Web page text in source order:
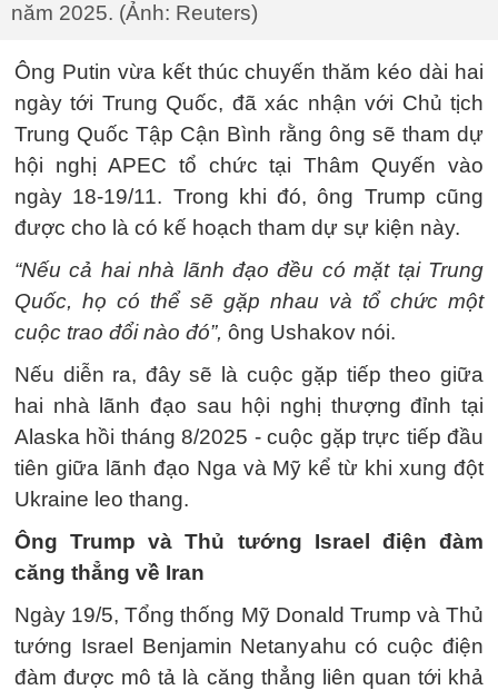
năm 2025. (Ảnh: Reuters)
Ông Putin vừa kết thúc chuyến thăm kéo dài hai
ngày tới Trung Quốc, đã xác nhận với Chủ tịch
Trung Quốc Tập Cận Bình rằng ông sẽ tham dự
hội nghị APEC tổ chức tại Thâm Quyến vào
ngày 18-19/11. Trong khi đó, ông Trump cũng
được cho là có kế hoạch tham dự sự kiện này.
“Nếu cả hai nhà lãnh đạo đều có mặt tại Trung
Quốc, họ có thể sẽ gặp nhau và tổ chức một
cuộc trao đổi nào đó”, ông Ushakov nói.
Nếu diễn ra, đây sẽ là cuộc gặp tiếp theo giữa
hai nhà lãnh đạo sau hội nghị thượng đỉnh tại
Alaska hồi tháng 8/2025 - cuộc gặp trực tiếp đầu
tiên giữa lãnh đạo Nga và Mỹ kể từ khi xung đột
Ukraine leo thang.
Ông Trump và Thủ tướng Israel điện đàm
căng thẳng về Iran
Ngày 19/5, Tổng thống Mỹ Donald Trump và Thủ
tướng Israel Benjamin Netanyahu có cuộc điện
đàm được mô tả là căng thẳng liên quan tới khả